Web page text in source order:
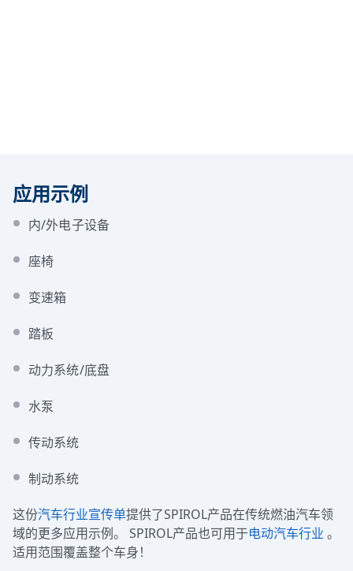
应用示例
内/外电子设备
座椅
变速箱
踏板
动力系统/底盘
水泵
传动系统
制动系统
这份汽车行业宣传单提供了SPIROL产品在传统燃油汽车领
域的更多应用示例。 SPIROL产品也可用于电动汽车行业 。
适用范围覆盖整个车身！